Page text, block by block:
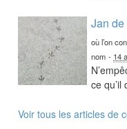
Jan de
où l’on
nom - 14
ce qu’il
Voir tous les articles de